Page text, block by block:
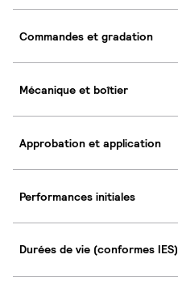
Commandes et gradation
Mécanique et boîtier
Approbation et application
Performances initiales
Durées de vie (conformes IES)